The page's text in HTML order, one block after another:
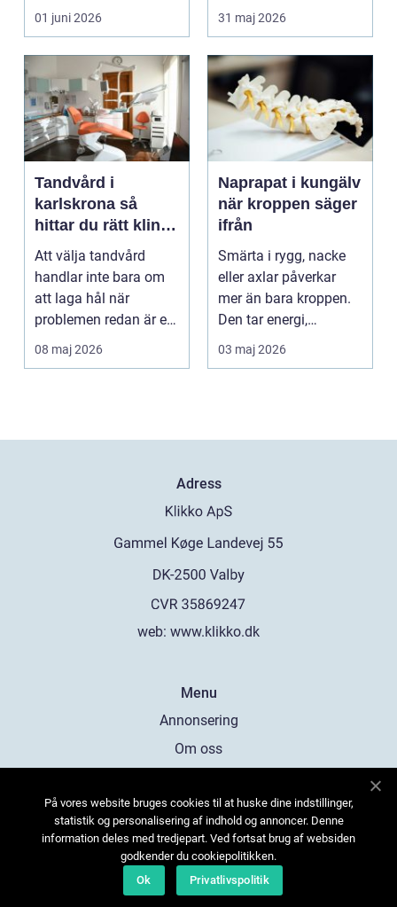
arbetsdagar på hårda
golv, ...
01 juni 2026
och trygghet...
31 maj 2026
Tandvård i
karlskrona så
hittar du rätt klinik
för långsiktig
munhälsa
Att välja tandvård
handlar inte bara om
att laga hål när
problemen redan är ett
faktum. Det handlar ...
08 maj 2026
Naprapat i kungälv
när kroppen säger
ifrån
Smärta i rygg, nacke
eller axlar påverkar
mer än bara kroppen.
Den tar energi,
koncentration och
03 maj 2026
Adress
web: www.klikko.dk
Menu
Annonsering
Om oss
Kontakta oss
Sitemap
På vores website bruges cookies til at huske dine indstillinger,
statistik og personalisering af indhold og annoncer. Denne
information deles med tredjepart. Ved fortsat brug af websiden
godkender du cookiepolitikken.
Ok
Privatlivspolitik